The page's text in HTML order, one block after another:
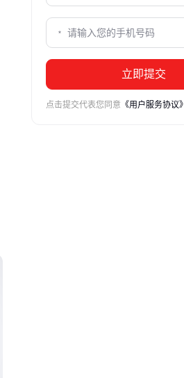
立即提交
点击提交代表您同意 《用户服务协议》